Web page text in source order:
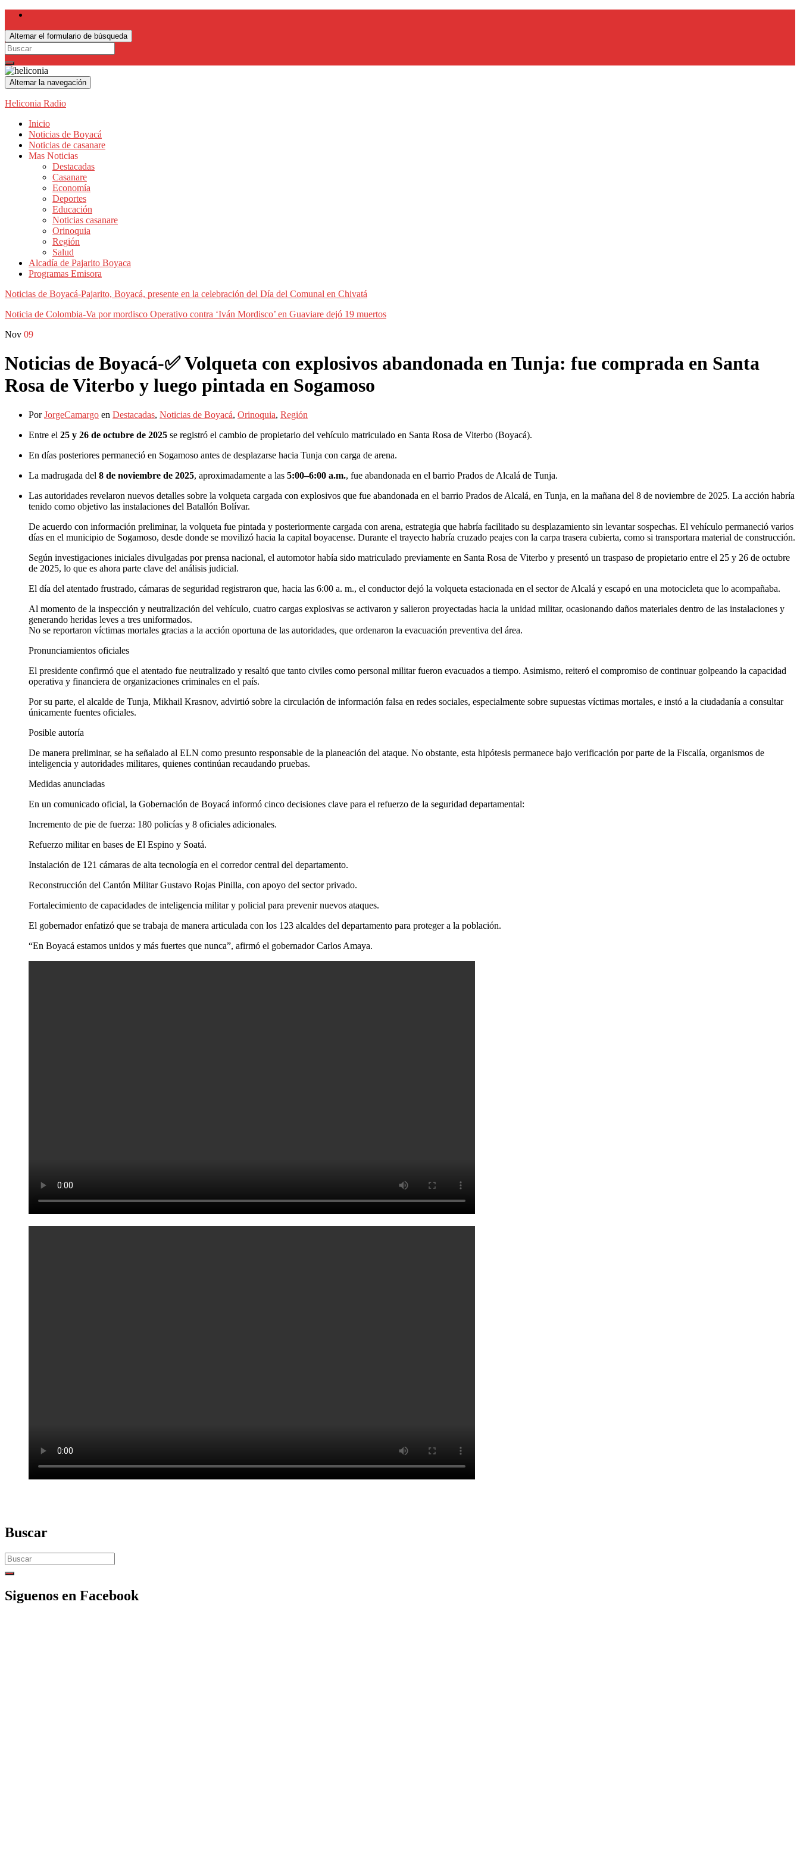
Alternar el formulario de búsqueda
Search
for:
Alternar la navegación
Heliconia Radio
Inicio
Noticias de Boyacá
Noticias de casanare
Mas Noticias
Destacadas
Casanare
Economía
Deportes
Educación
Noticias casanare
Orinoquia
Región
Salud
Alcadía de Pajarito Boyaca
Programas Emisora
Noticias de Boyacá-Pajarito, Boyacá, presente en la celebración del Día del Comunal en Chivatá
Noticia de Colombia-Va por mordisco Operativo contra ‘Iván Mordisco’ en Guaviare dejó 19 muertos
Nov 09
Noticias de Boyacá-✅ Volqueta con explosivos abandonada en Tunja: fue comprada en Santa
Rosa de Viterbo y luego pintada en Sogamoso
PorJorgeCamargo en Destacadas, Noticias de Boyacá, Orinoquia, Región
Entre el 25 y 26 de octubre de 2025 se registró el cambio de propietario del vehículo matriculado en Santa Rosa de Viterbo (Boyacá).
En días posteriores permaneció en Sogamoso antes de desplazarse hacia Tunja con carga de arena.
La madrugada del 8 de noviembre de 2025, aproximadamente a las 5:00–6:00 a.m., fue abandonada en el barrio Prados de Alcalá de Tunja.
Las autoridades revelaron nuevos detalles sobre la volqueta cargada con explosivos que fue abandonada en el barrio Prados de Alcalá, en Tunja, en la mañana del 8 de noviembre de 2025. La acción habría
tenido como objetivo las instalaciones del Batallón Bolívar.
De acuerdo con información preliminar, la volqueta fue pintada y posteriormente cargada con arena, estrategia que habría facilitado su desplazamiento sin levantar sospechas. El vehículo permaneció varios
días en el municipio de Sogamoso, desde donde se movilizó hacia la capital boyacense. Durante el trayecto habría cruzado peajes con la carpa trasera cubierta, como si transportara material de construcción.
Según investigaciones iniciales divulgadas por prensa nacional, el automotor había sido matriculado previamente en Santa Rosa de Viterbo y presentó un traspaso de propietario entre el 25 y 26 de octubre
de 2025, lo que es ahora parte clave del análisis judicial.
El día del atentado frustrado, cámaras de seguridad registraron que, hacia las 6:00 a. m., el conductor dejó la volqueta estacionada en el sector de Alcalá y escapó en una motocicleta que lo acompañaba.
Al momento de la inspección y neutralización del vehículo, cuatro cargas explosivas se activaron y salieron proyectadas hacia la unidad militar, ocasionando daños materiales dentro de las instalaciones y
generando heridas leves a tres uniformados.
No se reportaron víctimas mortales gracias a la acción oportuna de las autoridades, que ordenaron la evacuación preventiva del área.
Pronunciamientos oficiales
El presidente confirmó que el atentado fue neutralizado y resaltó que tanto civiles como personal militar fueron evacuados a tiempo. Asimismo, reiteró el compromiso de continuar golpeando la capacidad
operativa y financiera de organizaciones criminales en el país.
Por su parte, el alcalde de Tunja, Mikhail Krasnov, advirtió sobre la circulación de información falsa en redes sociales, especialmente sobre supuestas víctimas mortales, e instó a la ciudadanía a consultar
únicamente fuentes oficiales.
Posible autoría
De manera preliminar, se ha señalado al ELN como presunto responsable de la planeación del ataque. No obstante, esta hipótesis permanece bajo verificación por parte de la Fiscalía, organismos de
inteligencia y autoridades militares, quienes continúan recaudando pruebas.
Medidas anunciadas
En un comunicado oficial, la Gobernación de Boyacá informó cinco decisiones clave para el refuerzo de la seguridad departamental:
Incremento de pie de fuerza: 180 policías y 8 oficiales adicionales.
Refuerzo militar en bases de El Espino y Soatá.
Instalación de 121 cámaras de alta tecnología en el corredor central del departamento.
Reconstrucción del Cantón Militar Gustavo Rojas Pinilla, con apoyo del sector privado.
Fortalecimiento de capacidades de inteligencia militar y policial para prevenir nuevos ataques.
El gobernador enfatizó que se trabaja de manera articulada con los 123 alcaldes del departamento para proteger a la población.
“En Boyacá estamos unidos y más fuertes que nunca”, afirmó el gobernador Carlos Amaya.
Buscar
Search
for:
Siguenos en Facebook